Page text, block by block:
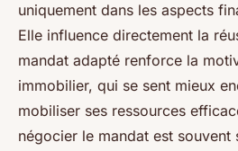
uniquement dans les aspects
Elle influence directement la
mandat adapté renforce la
immobilier, qui se sent mieux
mobiliser ses ressources
négocier le mandat est souvent